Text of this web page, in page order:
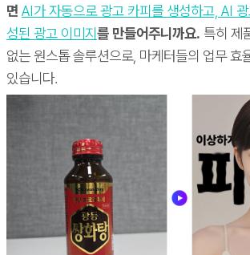
면 AI가 자동으로 광고 카피를 생성하고, AI
성된 광고 이미지 를 만들어주니까요. 특히 제
없는 원스톱 솔루션으로, 마케터들의 업무 효
있습니다.